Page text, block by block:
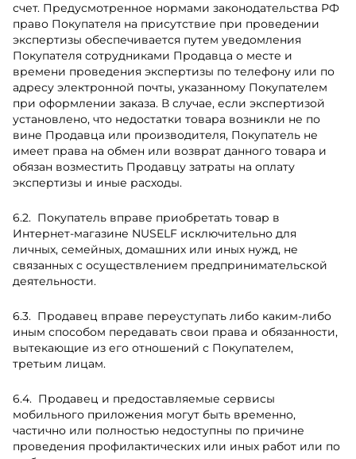
счет. Предусмотренное нормами законодательства РФ
право Покупателя на присутствие при проведении
экспертизы обеспечивается путем уведомления
Покупателя сотрудниками Продавца о месте и
времени проведения экспертизы по телефону или по
адресу электронной почты, указанному Покупателем
при оформлении заказа. В случае, если экспертизой
установлено, что недостатки товара возникли не по
вине Продавца или производителя, Покупатель не
имеет права на обмен или возврат данного товара и
обязан возместить Продавцу затраты на оплату
экспертизы и иные расходы.
Покупатель вправе приобретать товар в
Интернет-магазине NUSELF исключительно для
личных, семейных, домашних или иных нужд, не
связанных с осуществлением предпринимательской
деятельности.
Продавец вправе переуступать либо каким-либо
иным способом передавать свои права и обязанности,
вытекающие из его отношений с Покупателем,
третьим лицам.
Продавец и предоставляемые сервисы
мобильного приложения могут быть временно,
частично или полностью недоступны по причине
проведения профилактических или иных работ или по